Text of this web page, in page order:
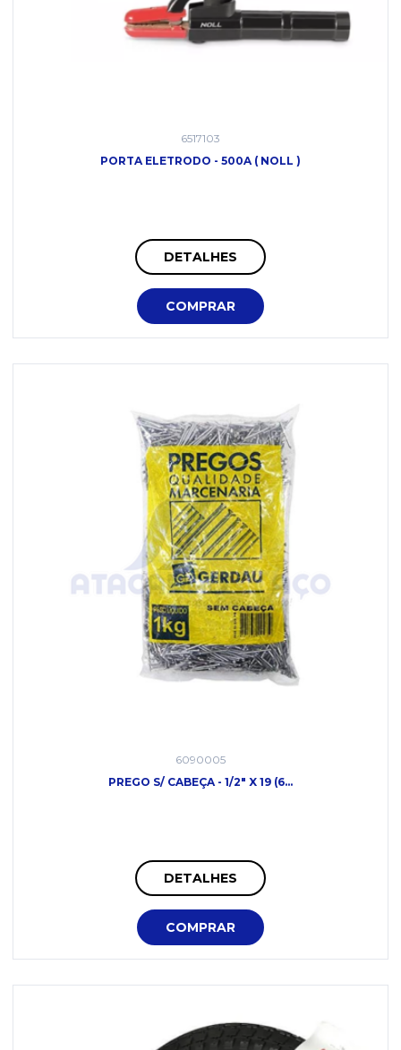
6517103
PORTA ELETRODO - 500A ( NOLL )
DETALHES
COMPRAR
6090005
PREGO S/ CABEÇA - 1/2" X 19 (6...
DETALHES
COMPRAR